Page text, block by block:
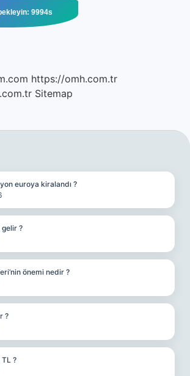
https://omh.com.tr
Sitemap
euroya kiralandı ?
gelir ?
önemi nedir ?
?
?